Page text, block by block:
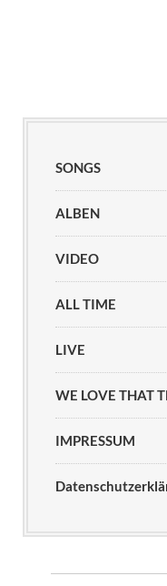
SONGS
ALBEN
VIDEO
ALL TIME
LIVE
WE LOVE THAT
IMPRESSUM